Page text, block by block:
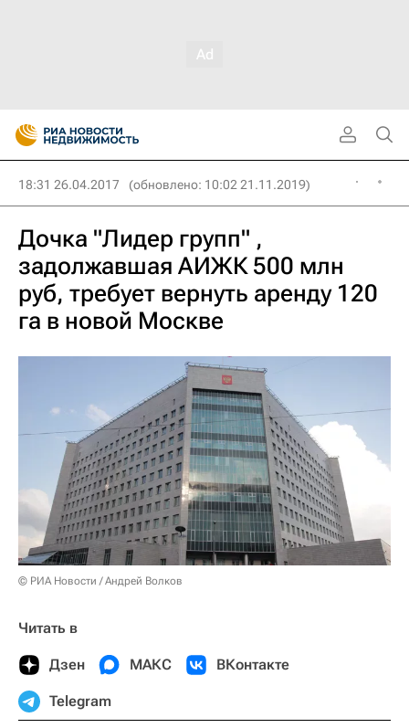
18:31 26.04.2017 (обновлено: 10:02 21.11.2019)
Дочка "Лидер групп" ,
задолжавшая АИЖК 500 млн
руб, требует вернуть аренду 120
га в новой Москве
© РИА Новости / Андрей Волков
Читать в
Дзен МАКС ВКонтакте
Telegram